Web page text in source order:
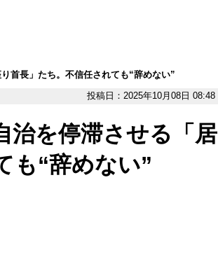
首長」たち。不信任されても“辞めない”
投稿日：2025年10月08日 08:48
治を停滞させる「居
も“辞めない”